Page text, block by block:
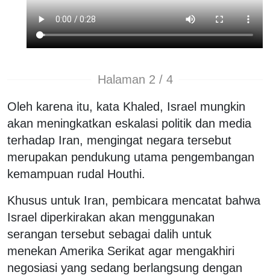
Halaman 2 / 4
Oleh karena itu, kata Khaled, Israel mungkin
akan meningkatkan eskalasi politik dan media
terhadap Iran, mengingat negara tersebut
merupakan pendukung utama pengembangan
kemampuan rudal Houthi.
Khusus untuk Iran, pembicara mencatat bahwa
Israel diperkirakan akan menggunakan
serangan tersebut sebagai dalih untuk
menekan Amerika Serikat agar mengakhiri
negosiasi yang sedang berlangsung dengan